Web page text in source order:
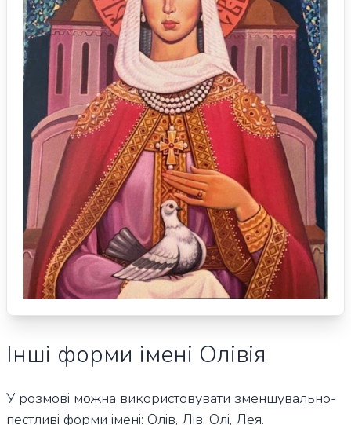
Інші форми імені Олівія
У розмові можна використовувати зменшувально-
пестливі форми імені: Олів, Лів, Олі, Лея.